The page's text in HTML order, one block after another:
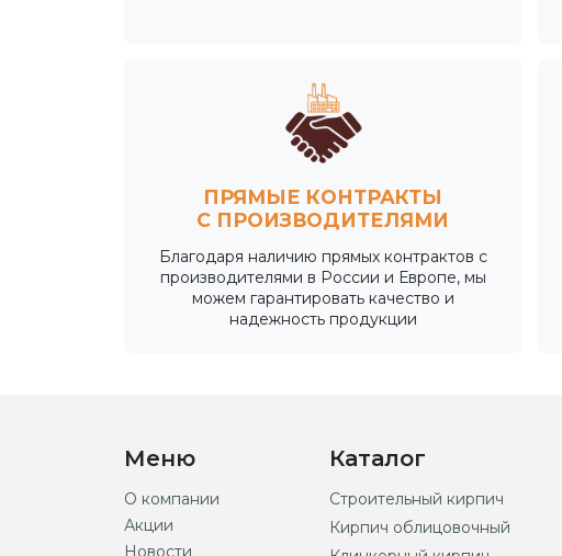
ПРЯМЫЕ КОНТРАКТЫ
С ПРОИЗВОДИТЕЛЯМИ
Благодаря наличию прямых контрактов с
производителями в России и Европе, мы
можем гарантировать качество и
надежность продукции
Меню
О компании
Акции
Новости
Каталог
Строительный кирпич
Кирпич облицовочный